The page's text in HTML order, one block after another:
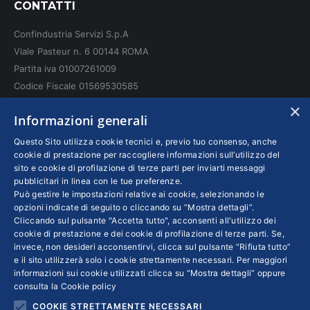
opens
new
window
opens
in
new
window
opens
in
window
CONTATTI
Confindustria Servizi S.p.A
Viale Pasteur n. 6 00144 ROMA
Partita iva 01007261009
Codice Fiscale 01569530585
INFO LEGALI
Colophon editoriali
Disclaimer
Privacy
Coordinate Bancarie
×
Informazioni generali
Questo Sito utilizza cookie tecnici e, previo tuo consenso, anche
cookie di prestazione per raccogliere informazioni sull’utilizzo del
sito e cookie di profilazione di terze parti per inviarti messaggi
pubblicitari in linea con le tue preferenze.
Può gestire le impostazioni relative ai cookie, selezionando le
opzioni indicate di seguito o cliccando su “Mostra dettagli”.
Cliccando sul pulsante "Accetta tutto", acconsenti all'utilizzo dei
cookie di prestazione e dei cookie di profilazione di terze parti. Se,
invece, non desideri acconsentirvi, clicca sul pulsante “Rifiuta tutto”
e il sito utilizzerà solo i cookie strettamente necessari. Per maggiori
informazioni sui cookie utilizzati clicca su “Mostra dettagli” oppure
consulta la Cookie policy
COOKIE STRETTAMENTE NECESSARI